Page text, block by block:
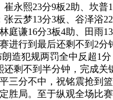
崔永熙23分9板2助、坎普
云梦13分3板、谷泽浴22
庭谦16分3板4助、田雨
进行到最后还剩不到2分
朗造犯规两罚全中反超1
还剩不到半分钟，完成关
三分不中，祝铭震抢到
胜局。至于纵观全场比